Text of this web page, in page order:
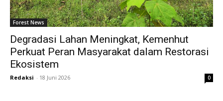
Forest News
Degradasi Lahan Meningkat, Kemenhut
Perkuat Peran Masyarakat dalam Restorasi
Ekosistem
Redaksi - 18 Juni 2026 0